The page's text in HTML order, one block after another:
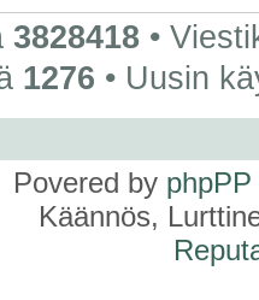
3828418 •
1276 • Uusin
Povered by phpPP
Käännös,